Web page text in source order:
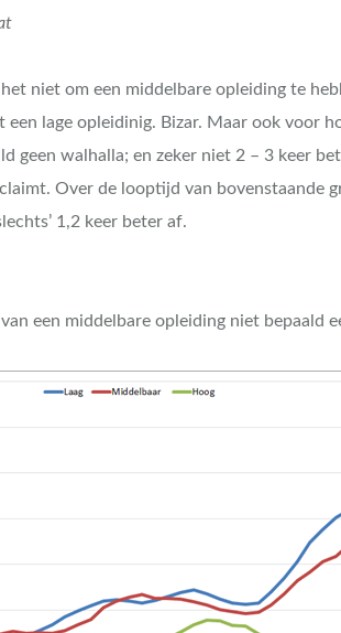
niet om een middelbare opleiding te
lage opleidinig. Bizar. Maar ook voor
geen walhalla; en zeker niet 2 – 3 keer
Over de looptijd van bovenstaande
1,2 keer beter af.
een middelbare opleiding niet bepaald